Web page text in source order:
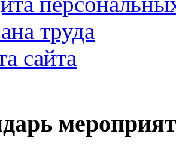
труда
сайта